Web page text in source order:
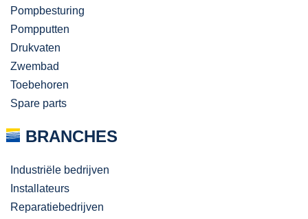
Pompbesturing
Pompputten
Drukvaten
Zwembad
Toebehoren
Spare parts
BRANCHES
Industriële bedrijven
Installateurs
Reparatiebedrijven